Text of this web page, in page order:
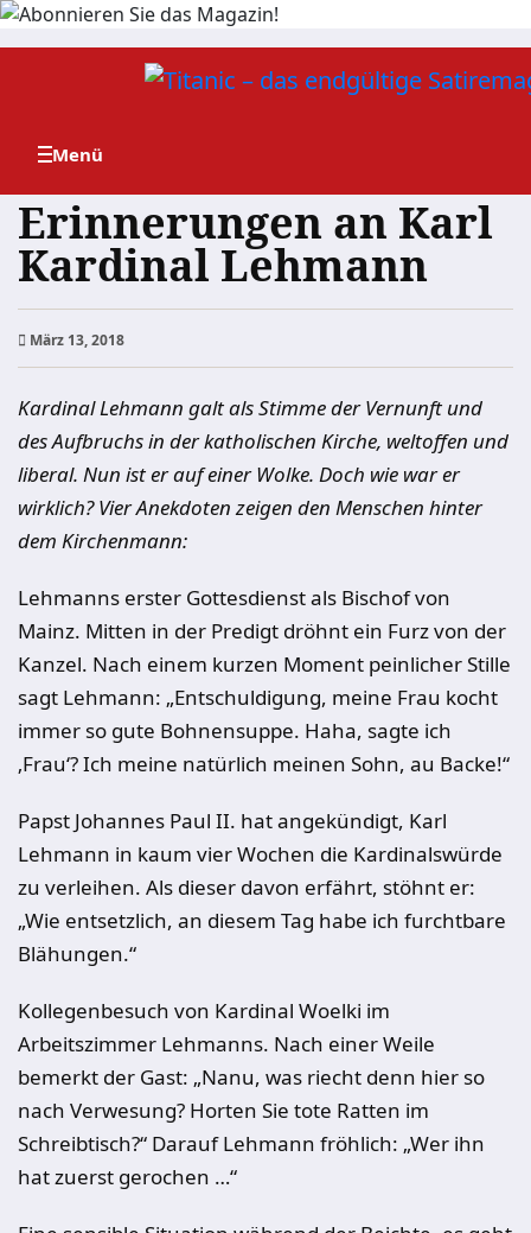
Zum
Erinnerungen an Karl
Kardinal Lehmann
März 13, 2018
Kardinal Lehmann galt als Stimme der Vernunft und
des Aufbruchs in der katholischen Kirche, weltoffen und
liberal. Nun ist er auf einer Wolke. Doch wie war er
wirklich? Vier Anekdoten zeigen den Menschen hinter
dem Kirchenmann:
Lehmanns erster Gottesdienst als Bischof von
Mainz. Mitten in der Predigt dröhnt ein Furz von der
Kanzel. Nach einem kurzen Moment peinlicher Stille
sagt Lehmann: „Entschuldigung, meine Frau kocht
immer so gute Bohnensuppe. Haha, sagte ich
‚Frau‘? Ich meine natürlich meinen Sohn, au Backe!“
Papst Johannes Paul II. hat angekündigt, Karl
Lehmann in kaum vier Wochen die Kardinalswürde
zu verleihen. Als dieser davon erfährt, stöhnt er:
„Wie entsetzlich, an diesem Tag habe ich furchtbare
Blähungen.“
Kollegenbesuch von Kardinal Woelki im
Arbeitszimmer Lehmanns. Nach einer Weile
bemerkt der Gast: „Nanu, was riecht denn hier so
nach Verwesung? Horten Sie tote Ratten im
Schreibtisch?“ Darauf Lehmann fröhlich: „Wer ihn
hat zuerst gerochen …“